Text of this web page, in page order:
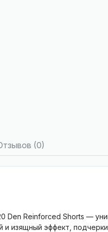
(0)
Den Reinforced Shorts —
и изящный эффект,